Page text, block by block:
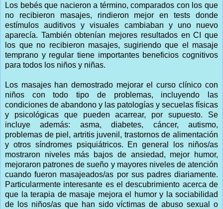
Los bebés que nacieron a término, comparados con los que
no recibieron masajes, rindieron mejor en tests donde
estímulos auditivos y visuales cambiaban y uno nuevo
aparecía. También obtenían mejores resultados en CI que
los que no recibieron masajes, sugiriendo que el masaje
temprano y regular tiene importantes beneficios cognitivos
para todos los niños y niñas.
Los masajes han demostrado mejorar el curso clínico con
niños con todo tipo de problemas, incluyendo las
condiciones de abandono y las patologías y secuelas físicas
y psicológicas que pueden acarrear, por supuesto. Se
incluye además: asma, diabetes, cáncer, autismo,
problemas de piel, artritis juvenil, trastornos de alimentación
y otros síndromes psiquiátricos. En general los niños/as
mostraron niveles más bajos de ansiedad, mejor humor,
mejoraron patrones de sueño y mayores niveles de atención
cuando fueron masajeados/as por sus padres diariamente.
Particularmente interesante es el descubrimiento acerca de
que la terapia de masaje mejora el humor y la sociabilidad
de los niños/as que han sido víctimas de abuso sexual o